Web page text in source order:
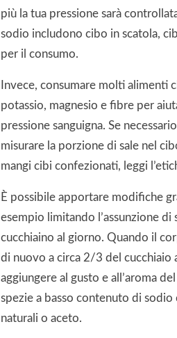
più la tua pressione sarà
sodio includono cibo in scatola,
per il consumo.
Invece, consumare molti alimenti
potassio, magnesio e fibre per
pressione sanguigna. Se
misurare la porzione di sale nel
mangi cibi confezionati, leggi
È possibile apportare modifiche
esempio limitando l’assunzione di
cucchiaino al giorno. Quando il
di nuovo a circa 2/3 del cucchiaio
aggiungere al gusto e all’aroma
spezie a basso contenuto di
naturali o aceto.